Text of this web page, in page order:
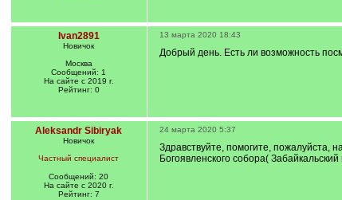
Ivan2891
Новичок
Москва
Сообщений: 1
На сайте с 2019 г.
Рейтинг: 0
13 марта 2020 18:43
Добрый день. Есть ли возможность
Aleksandr Sibiryak
Новичок
Частный специалист
Сообщений: 20
На сайте с 2020 г.
Рейтинг: 7
24 марта 2020 5:37
Здравствуйте, помогите, пожалуйста,
Богоявленского собора(